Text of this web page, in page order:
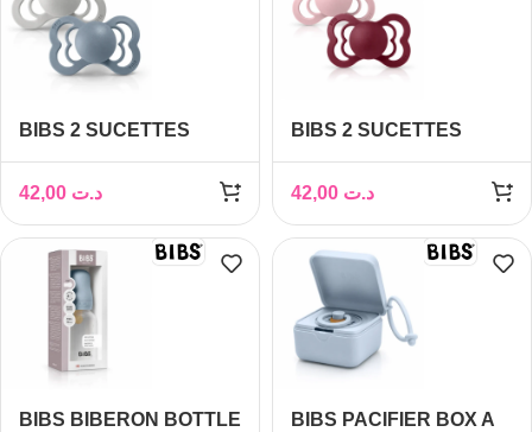
BIBS 2 SUCETTES
SIZE 2
د.ت
BIBS 2 SUCETTES
PINK PLUM
ELDERBERRY SIZE 2
د.ت
BIBS BIBERON BOTTLE
BIBS PACIFIER BOX A